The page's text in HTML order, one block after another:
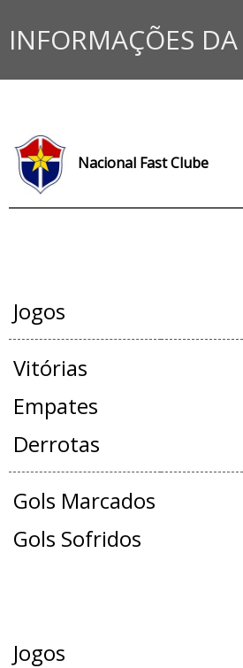
INFORMAÇÕES
Nacional Fast Clube
Jogos
Vitórias
Empates
Derrotas
Gols Marcados
Gols Sofridos
Jogos